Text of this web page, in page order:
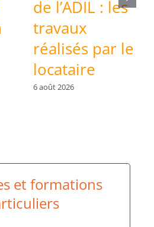
de l’ADIL : les
travaux
réalisés par le
locataire
6 août 2026
et formations